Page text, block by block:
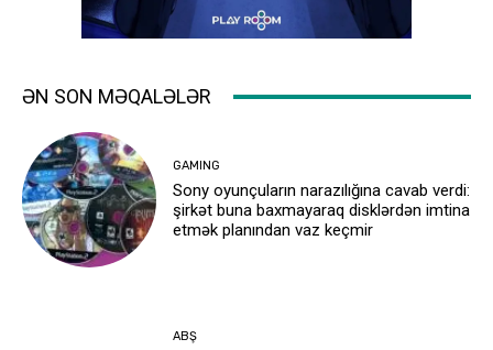
ƏN SON MƏQALƏLƏR
GAMING
Sony oyunçuların narazılığına cavab verdi:
şirkət buna baxmayaraq disklərdən imtina
etmək planından vaz keçmir
ABŞ